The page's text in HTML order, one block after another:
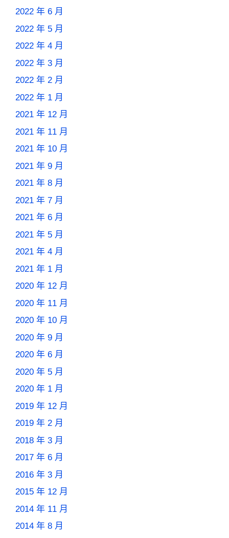
2022 年 6 月
2022 年 5 月
2022 年 4 月
2022 年 3 月
2022 年 2 月
2022 年 1 月
2021 年 12 月
2021 年 11 月
2021 年 10 月
2021 年 9 月
2021 年 8 月
2021 年 7 月
2021 年 6 月
2021 年 5 月
2021 年 4 月
2021 年 1 月
2020 年 12 月
2020 年 11 月
2020 年 10 月
2020 年 9 月
2020 年 6 月
2020 年 5 月
2020 年 1 月
2019 年 12 月
2019 年 2 月
2018 年 3 月
2017 年 6 月
2016 年 3 月
2015 年 12 月
2014 年 11 月
2014 年 8 月